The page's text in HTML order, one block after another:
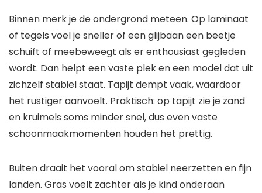
Binnen merk je de ondergrond meteen. Op laminaat
of tegels voel je sneller of een glijbaan een beetje
schuift of meebeweegt als er enthousiast gegleden
wordt. Dan helpt een vaste plek en een model dat uit
zichzelf stabiel staat. Tapijt dempt vaak, waardoor
het rustiger aanvoelt. Praktisch: op tapijt zie je zand
en kruimels soms minder snel, dus even vaste
schoonmaakmomenten houden het prettig.
Buiten draait het vooral om stabiel neerzetten en fijn
landen. Gras voelt zachter als je kind onderaan